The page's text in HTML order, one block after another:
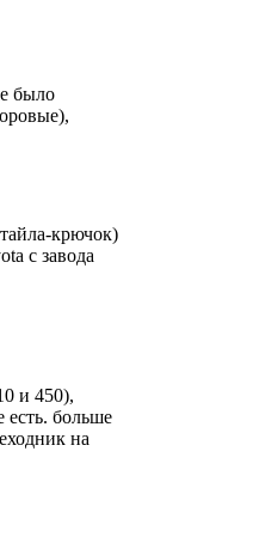
было
крючок)
с завода
и 450),
есть. больше
на